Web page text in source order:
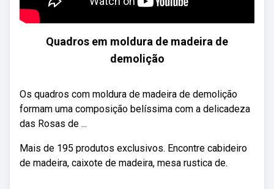
Quadros em moldura de madeira de
demolição
Os quadros com moldura de madeira de demolição
formam uma composição belíssima com a delicadeza
das Rosas de ...
Mais de 195 produtos exclusivos. Encontre cabideiro
de madeira, caixote de madeira, mesa rustica de.